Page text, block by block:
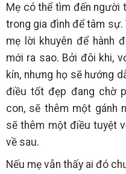
Mẹ có thể tìm đến người
trong gia đình để tâm sự.
mẹ lời khuyên để hành
mới ra sao. Bởi đôi khi,
kín, nhưng họ sẽ hướng
điều tốt đẹp đang chờ
con, sẽ thêm một gánh
sẽ thêm một điều tuyệt
về sau.
Nếu mẹ vẫn thấy ai đó